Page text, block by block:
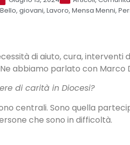
, giovani, Lavoro, Mensa Menni,
di aiuto, cura,
abbiamo parlato con Marco
di carità in Diocesi?
centrali. Sono quella
che sono in difficoltà.